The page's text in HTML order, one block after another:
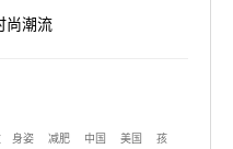
尚潮流
身姿 减肥 中国 美国
孩